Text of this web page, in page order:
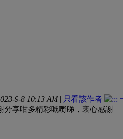
9-8 10:13 AM| 只看該作者
分享咁多精彩嘅嘢睇，衷心感謝